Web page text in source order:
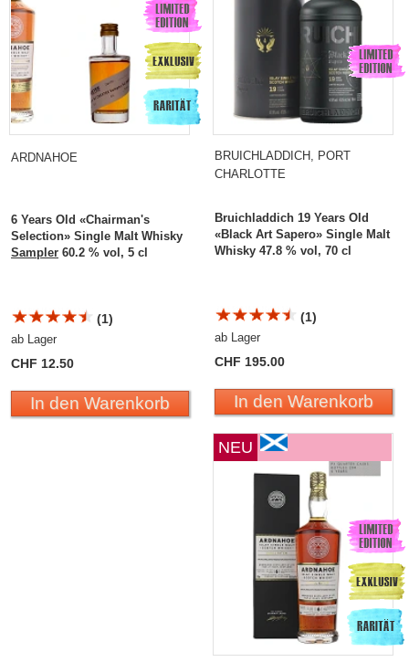
ARDNAHOE
6 Years Old «Chairman's
Selection» Single Malt Whisky
Sampler 60.2 % vol, 5 cl
(1)
ab Lager
CHF 12.50
In den Warenkorb
BRUICHLADDICH, PORT
CHARLOTTE
Bruichladdich 19 Years Old
«Black Art Sapero» Single Malt
Whisky 47.8 % vol, 70 cl
(1)
ab Lager
CHF 195.00
In den Warenkorb
NEU